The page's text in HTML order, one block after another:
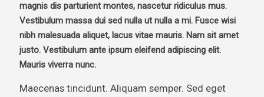
magnis dis parturient montes, nascetur ridiculus mus.
Vestibulum massa dui sed nulla ut nulla a mi. Fusce wisi
nibh malesuada aliquet, lacus vitae mauris. Nam sit amet
justo. Vestibulum ante ipsum eleifend adipiscing elit.
Mauris viverra nunc.
Maecenas tincidunt. Aliquam semper. Sed eget